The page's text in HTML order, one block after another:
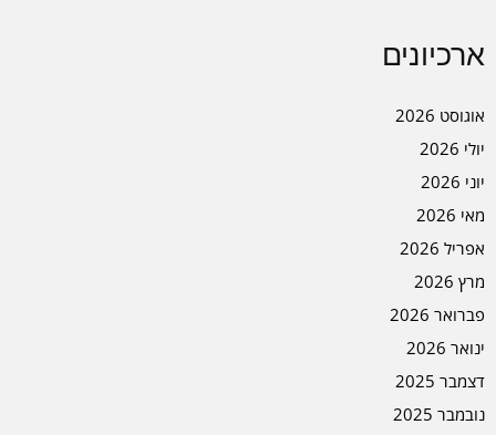
ארכיונים
אוגוסט 2026
יולי 2026
יוני 2026
מאי 2026
אפריל 2026
מרץ 2026
פברואר 2026
ינואר 2026
דצמבר 2025
נובמבר 2025